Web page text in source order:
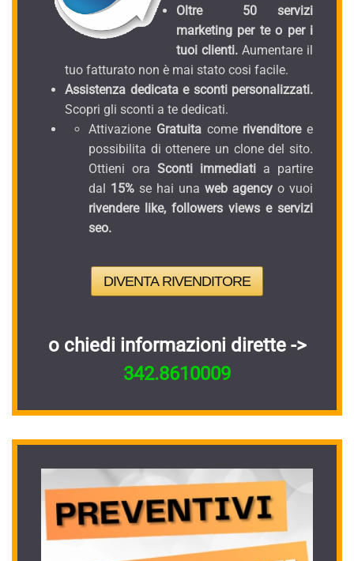
Oltre 50 servizi
marketing per te o per i
tuoi clienti. Aumentare il
tuo fatturato non è mai stato cosi facile.
Assistenza dedicata e sconti personalizzati.
Scopri gli sconti a te dedicati.
Attivazione Gratuitacomerivenditoree
possibilita di ottenere un clone del sito.
Ottieni ora Sconti immediati a partire
dal 15% se hai una web agency o vuoi
rivendere like, followers views e servizi
seo.
DIVENTA RIVENDITORE
o chiedi informazioni dirette ->
342.8610009